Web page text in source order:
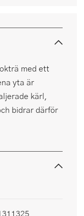
med ett
yta är
kärl,
bidrar därför